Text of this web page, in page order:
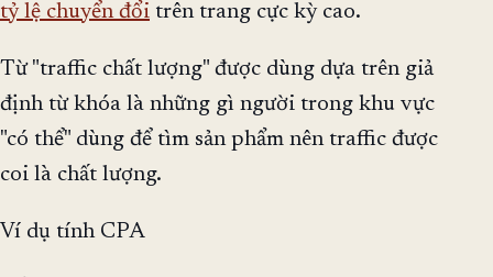
tỷ lệ chuyển đổi trên trang cực kỳ cao.
Từ "traffic chất lượng" được dùng dựa trên giả
định từ khóa là những gì người trong khu vực
"có thể" dùng để tìm sản phẩm nên traffic được
coi là chất lượng.
Ví dụ tính CPA